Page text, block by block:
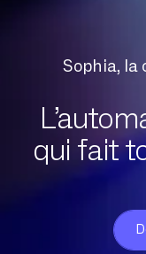
Débit
Débit
Sophia, la
qui fait